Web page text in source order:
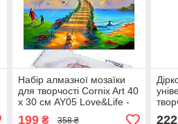
Набір алмазної мозаїки
для творчості Cornix Art 40
x 30 см AY05 Love&Life -
online-multimarket-
199₴ 358 ₴ 222